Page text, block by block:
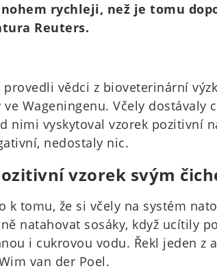
rychleji, než je tomu
Reuters.
vědci z bioveterinární
Wageningenu. Včely dostávaly
nimi vyskytoval vzorek pozitivní
nedostaly nic.
vzorek svým
k tomu, že si včely na systém
natahovat sosáky, když ucítily
i cukrovou vodu. Řekl jeden z
van der Poel.